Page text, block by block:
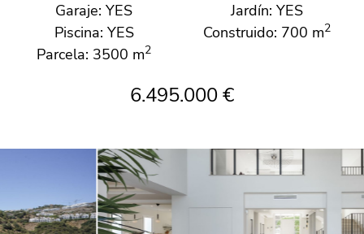
Garaje: YES
Jardín: YES
Piscina: YES
Construido: 700 m2
Parcela: 3500 m2
6.495.000 €